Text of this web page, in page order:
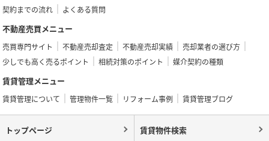
契約までの流れ
よくある質問
不動産売買メニュー
売買専門サイト 不動産売却査定 不動産売却実績
売却業者の選び方
少しでも高く売るポイント
相続対策のポイント 媒介契約の種類
賃貸管理メニュー
賃貸管理について 管理物件一覧 リフォーム事例 賃貸管理ブログ
トップページ 賃貸物件検索